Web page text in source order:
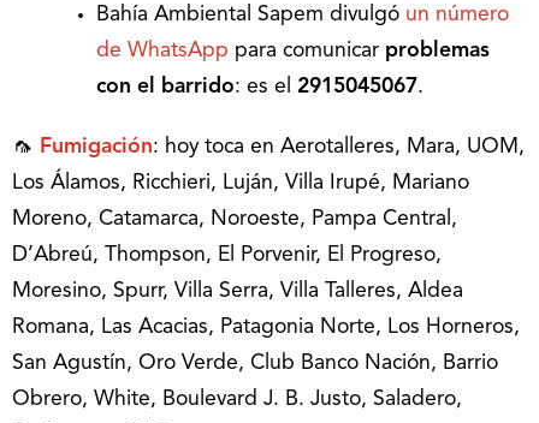
Bahía Ambiental Sapem divulgó un número
de WhatsApp para comunicar problemas
con el barrido: es el 2915045067.
🦟 Fumigación: hoy toca en Aerotalleres, Mara, UOM,
Los Álamos, Ricchieri, Luján, Villa Irupé, Mariano
Moreno, Catamarca, Noroeste, Pampa Central,
D’Abreú, Thompson, El Porvenir, El Progreso,
Moresino, Spurr, Villa Serra, Villa Talleres, Aldea
Romana, Las Acacias, Patagonia Norte, Los Horneros,
San Agustín, Oro Verde, Club Banco Nación, Barrio
Obrero, White, Boulevard J. B. Justo, Saladero,